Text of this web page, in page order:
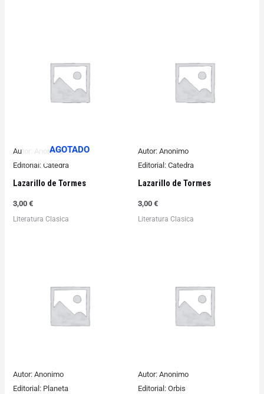
AGOTADO
Autor: Anonimo
Editorial: Catedra
Lazarillo de Tormes
3,00€
Literatura Clasica
Autor: Anonimo
Editorial: Catedra
Lazarillo de Tormes
3,00 €
Literatura Clasica
Autor: Anonimo
Editorial: Planeta
Autor: Anonimo
Editorial: Orbis